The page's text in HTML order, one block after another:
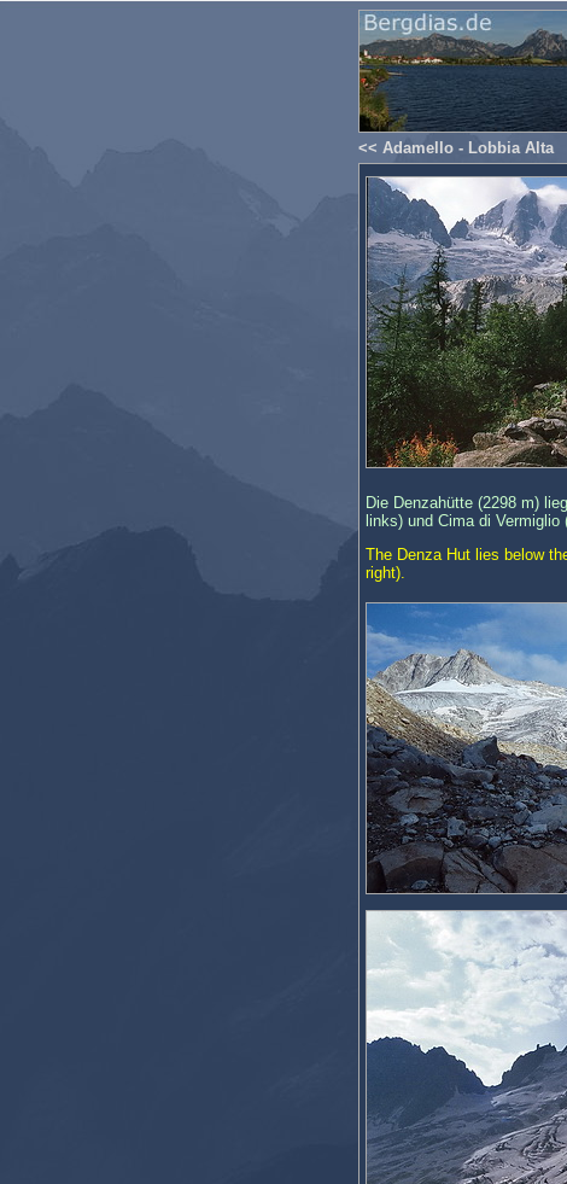
<< Adamello - Lobbia Alta
Die Denzahütte (2298 m)
links) und Cima di Vermiglio
The Denza Hut lies below
right).